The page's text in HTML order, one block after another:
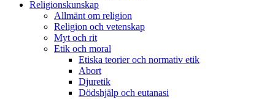
Religionskunskap
Allmänt om religion
Religion och vetenskap
Myt och rit
Etik och moral
Etiska teorier och normativ etik
Abort
Djuretik
Dödshjälp och eutanasi